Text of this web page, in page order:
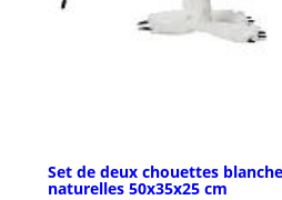
Set de deux chouettes
naturelles 50x35x25 cm